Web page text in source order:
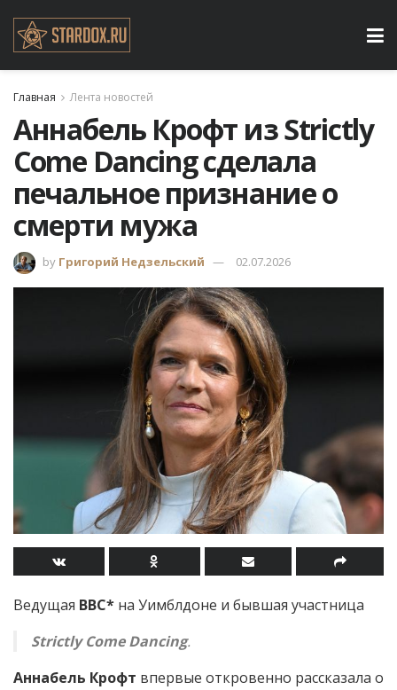
Главная Лента новостей
Аннабель Крофт из Strictly
Come Dancing сделала
печальное признание о
смерти мужа
by Григорий Недзельский 02.07.2026
Ведущая BBC* на Уимблдоне и бывшая участница
Strictly Come Dancing.
Аннабель Крофт впервые откровенно рассказала о